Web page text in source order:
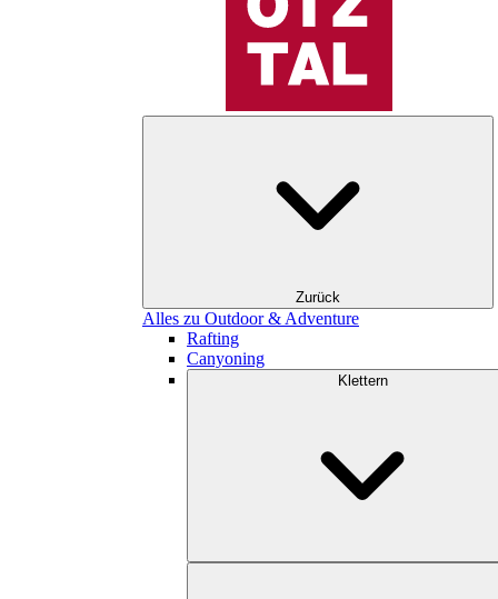
Zurück
Alles zu Outdoor & Adventure
Rafting
Canyoning
Klettern